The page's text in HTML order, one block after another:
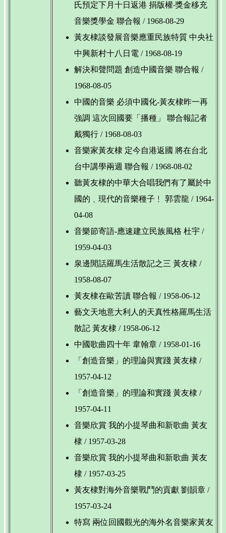
氏預定下月十日返港 捐版權‧獎金移充
音樂獎學金 聯合報 / 1968-08-29
黃友棣談發展音樂應重民族特質 中央社
中興新村十八日電 / 1968-08-19
解決和聲問題 創造中國音樂 聯合報 /
1968-08-05
中國的音樂 必須中國化-黃友棣昨一再
強調 這次回國要「播種」 聯合報記者
戴獨行 / 1968-08-03
音樂家黃友棣 定今自港返國 將在台北
台中講學兩週 聯合報 / 1968-08-02
聽黃友棣的中華大合唱我們有了屬於中
國的﹑現代的音樂種子﹗ 郭雲龍 / 1964-
04-08
音樂節寄語-應速建立民族風格 杜宇 /
1959-04-03
泉邊閒話羅馬生活散記之三 黃友棣 /
1958-08-07
黃友棣在歐苦讀 聯合報 / 1958-06-12
藝文天地意大利人的天真性格羅馬生活
散記 黃友棣 / 1958-06-12
中國歌曲四十年 韋翰章 / 1958-01-16
「創造音樂」的理論與實踐 黃友棣 /
1957-04-12
「創造音樂」的理論和實踐 黃友棣 /
1957-04-11
音樂欣賞 我的小提琴曲和新歌曲 黃友
棣 / 1957-03-28
音樂欣賞 我的小提琴曲和新歌曲 黃友
棣 / 1957-03-25
黃友棣對海外音樂戰鬥的貢獻 劉韻章 /
1957-03-24
特寫 兩位回國觀光的海外名音樂家黃友